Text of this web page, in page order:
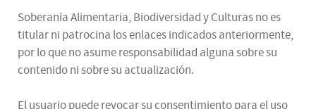
Soberanía Alimentaria, Biodiversidad y Culturas no es
titular ni patrocina los enlaces indicados anteriormente,
por lo que no asume responsabilidad alguna sobre su
contenido ni sobre su actualización.
El usuario puede revocar su consentimiento para el uso